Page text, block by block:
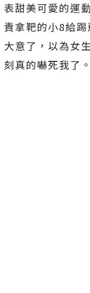
表甜美可愛的運
責拿靶的小8給
大意了，以為女
刻真的嚇死我了。